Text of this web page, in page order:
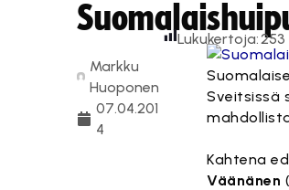
Markku
Huoponen
07.04.201
4
Lukukertoja:253
Sveitsissä
Kahtena
Väänänen